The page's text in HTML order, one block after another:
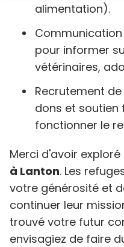
alimentation).
pour informer
vétérinaires,
Recrutement
dons et soutien
fonctionner le
Merci d'avoir exploré
à Lanton. Les
votre générosité et
continuer leur
trouvé votre futur
envisagiez de faire